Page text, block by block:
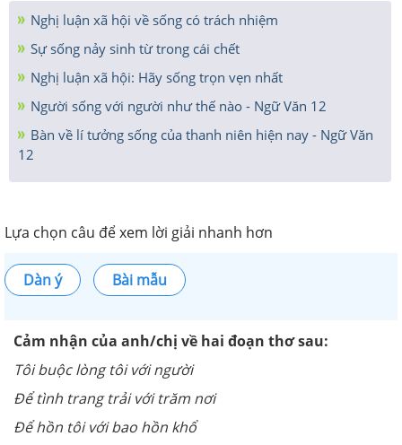
Nghị luận xã hội về sống có trách nhiệm
Sự sống nảy sinh từ trong cái chết
Nghị luận xã hội: Hãy sống trọn vẹn nhất
Người sống với người như thế nào - Ngữ Văn 12
Bàn về lí tưởng sống của thanh niên hiện nay - Ngữ Văn
12
Lựa chọn câu để xem lời giải nhanh hơn
Dàn ý Bài mẫu
Cảm nhận của anh/chị về hai đoạn thơ sau:
Tôi buộc lòng tôi với người
Để tình trang trải với trăm nơi
Để hồn tôi với bao hồn khổ